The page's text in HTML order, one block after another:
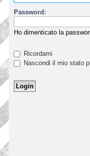
Password:
Ho dimenticato la
Ricordami
Nascondi il mio stato